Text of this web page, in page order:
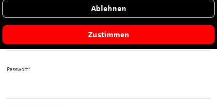
Passwort*
Ablehnen
Zustimmen